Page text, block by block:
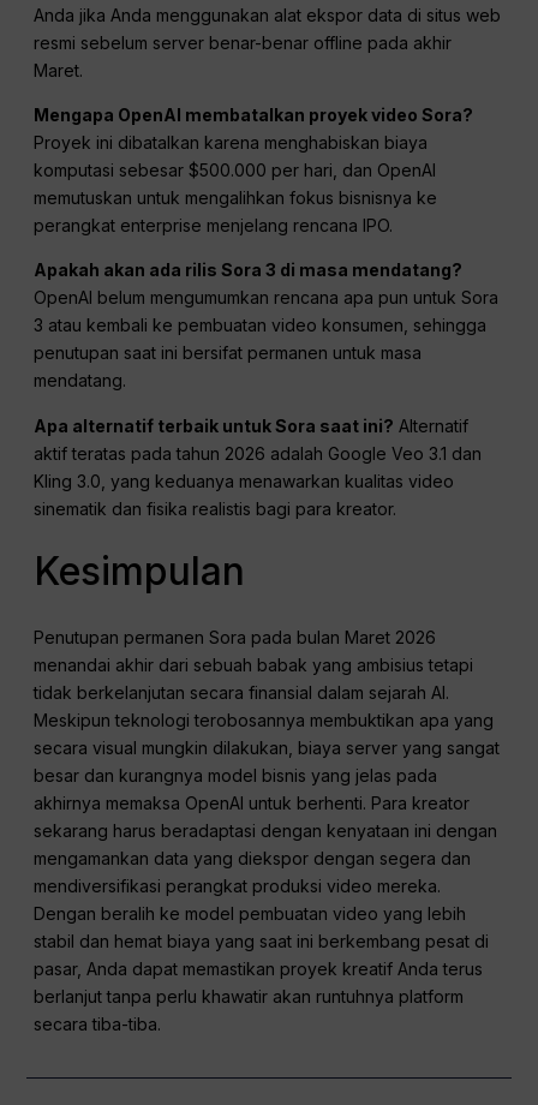
Anda jika Anda menggunakan alat ekspor data di situs web
resmi sebelum server benar-benar offline pada akhir
Maret.
Mengapa OpenAI membatalkan proyek video Sora?
Proyek ini dibatalkan karena menghabiskan biaya
komputasi sebesar $500.000 per hari, dan OpenAI
memutuskan untuk mengalihkan fokus bisnisnya ke
perangkat enterprise menjelang rencana IPO.
Apakah akan ada rilis Sora 3 di masa mendatang?
OpenAI belum mengumumkan rencana apa pun untuk Sora
3 atau kembali ke pembuatan video konsumen, sehingga
penutupan saat ini bersifat permanen untuk masa
mendatang.
Apa alternatif terbaik untuk Sora saat ini? Alternatif
aktif teratas pada tahun 2026 adalah Google Veo 3.1 dan
Kling 3.0, yang keduanya menawarkan kualitas video
sinematik dan fisika realistis bagi para kreator.
Kesimpulan
Penutupan permanen Sora pada bulan Maret 2026
menandai akhir dari sebuah babak yang ambisius tetapi
tidak berkelanjutan secara finansial dalam sejarah AI.
Meskipun teknologi terobosannya membuktikan apa yang
secara visual mungkin dilakukan, biaya server yang sangat
besar dan kurangnya model bisnis yang jelas pada
akhirnya memaksa OpenAI untuk berhenti. Para kreator
sekarang harus beradaptasi dengan kenyataan ini dengan
mengamankan data yang diekspor dengan segera dan
mendiversifikasi perangkat produksi video mereka.
Dengan beralih ke model pembuatan video yang lebih
stabil dan hemat biaya yang saat ini berkembang pesat di
pasar, Anda dapat memastikan proyek kreatif Anda terus
berlanjut tanpa perlu khawatir akan runtuhnya platform
secara tiba-tiba.